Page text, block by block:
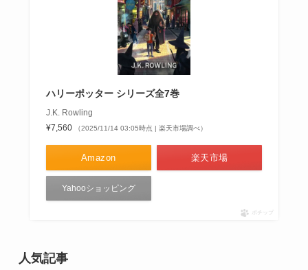
ハリーポッター シリーズ全7巻
J.K. Rowling
¥7,560
（2025/11/14 03:05時点 | 楽天市場調べ）
Amazon 楽天市場
Yahooショッピング
ポチップ
人気記事